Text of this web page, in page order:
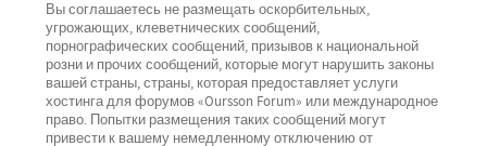
Вы соглашаетесь не размещать оскорбительных,
угрожающих, клеветнических сообщений,
порнографических сообщений, призывов к национальной
розни и прочих сообщений, которые могут нарушить законы
вашей страны, страны, которая предоставляет услуги
хостинга для форумов «Oursson Forum» или международное
право. Попытки размещения таких сообщений могут
привести к вашему немедленному отключению от